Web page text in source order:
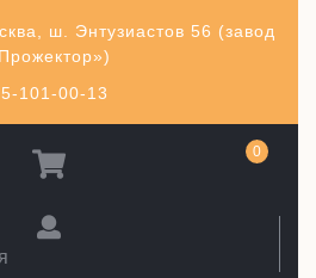
101-00-13
ш. Энтузиастов 56 (завод
0